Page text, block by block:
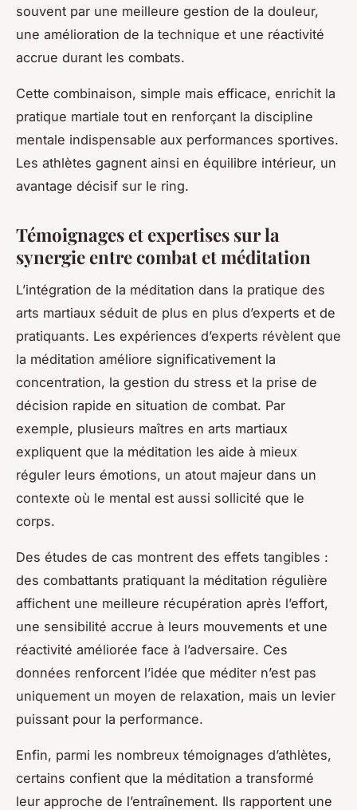
souvent par une meilleure gestion de la douleur,
une amélioration de la technique et une réactivité
accrue durant les combats.
Cette combinaison, simple mais efficace, enrichit la
pratique martiale tout en renforçant la discipline
mentale indispensable aux performances sportives.
Les athlètes gagnent ainsi en équilibre intérieur, un
avantage décisif sur le ring.
Témoignages et expertises sur la
synergie entre combat et méditation
L’intégration de la méditation dans la pratique des
arts martiaux séduit de plus en plus d’experts et de
pratiquants. Les expériences d’experts révèlent que
la méditation améliore significativement la
concentration, la gestion du stress et la prise de
décision rapide en situation de combat. Par
exemple, plusieurs maîtres en arts martiaux
expliquent que la méditation les aide à mieux
réguler leurs émotions, un atout majeur dans un
contexte où le mental est aussi sollicité que le
corps.
Des études de cas montrent des effets tangibles :
des combattants pratiquant la méditation régulière
affichent une meilleure récupération après l’effort,
une sensibilité accrue à leurs mouvements et une
réactivité améliorée face à l’adversaire. Ces
données renforcent l’idée que méditer n’est pas
uniquement un moyen de relaxation, mais un levier
puissant pour la performance.
Enfin, parmi les nombreux témoignages d’athlètes,
certains confient que la méditation a transformé
leur approche de l’entraînement. Ils rapportent une